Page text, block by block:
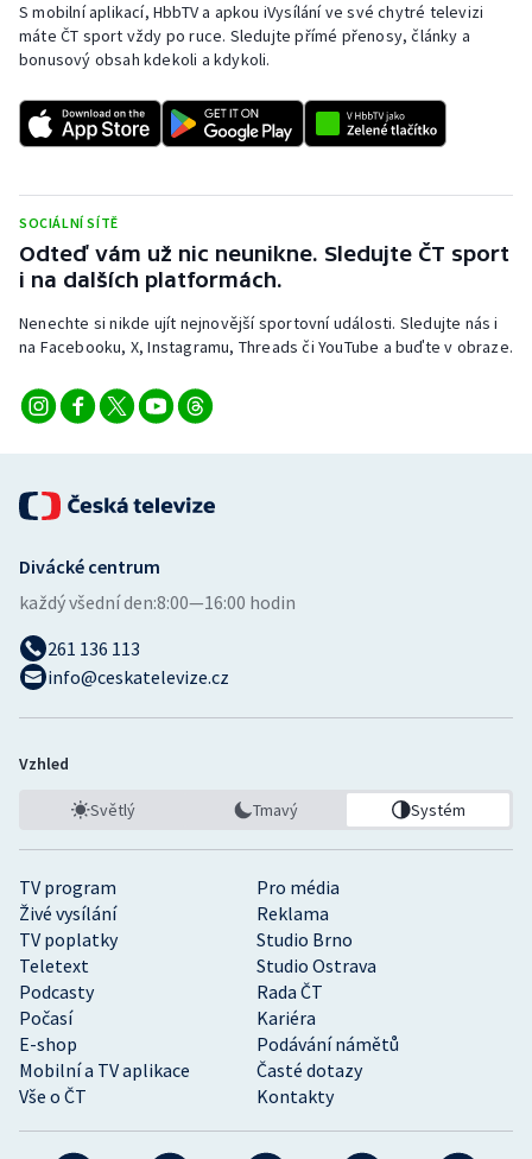
S mobilní aplikací, HbbTV a apkou iVysílání ve své chytré televizi
máte ČT sport vždy po ruce. Sledujte přímé přenosy, články a
bonusový obsah kdekoli a kdykoli.
SOCIÁLNÍ SÍTĚ
Odteď vám už nic neunikne. Sledujte ČT sport
i na dalších platformách.
Nenechte si nikde ujít nejnovější sportovní události. Sledujte nás i
na Facebooku, X, Instagramu, Threads či YouTube a buďte v obraze.
TV program
Pro média
Živé vysílání
Reklama
TV poplatky
Studio Brno
Teletext
Studio Ostrava
Podcasty
Rada ČT
Počasí
Kariéra
E-shop
Podávání námětů
Mobilní a TV aplikace
Časté dotazy
Vše o ČT
Kontakty
Divácké centrum
každý všední den:8:00—16:00 hodin
261 136 113
info@ceskatelevize.cz
Vzhled
Světlý Tmavý Systém